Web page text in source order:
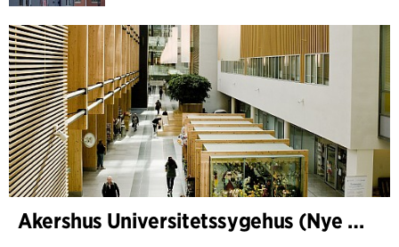
Akershus Universitetssygehus (Nye Ahus)